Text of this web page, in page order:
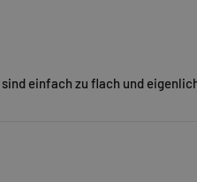
einfach zu flach und